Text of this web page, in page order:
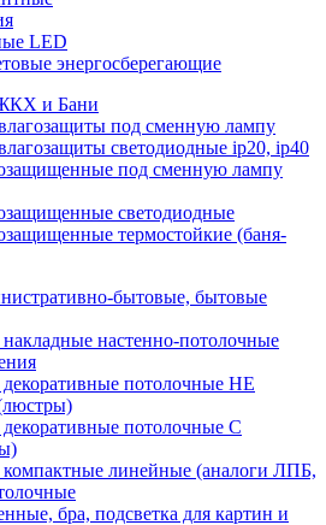
LED
энергосберегающие
и Бани
под сменную лампу
светодиодные ip20, ip40
под сменную лампу
светодиодные
термостойкие (баня-
бытовые, бытовые
настенно-потолочные
потолочные НЕ
потолочные С
линейные (аналоги ЛПБ,
бра, подсветка для картин и